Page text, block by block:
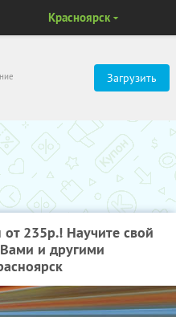
Загрузить
Красноярск
235р.! Научите свой
и другими